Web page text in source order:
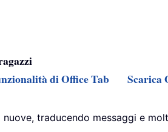
di Office Tab
Scarica
traducendo messaggi e